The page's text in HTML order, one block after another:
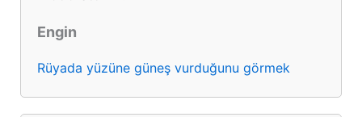
Engin
Rüyada yüzüne güneş vurduğunu görmek